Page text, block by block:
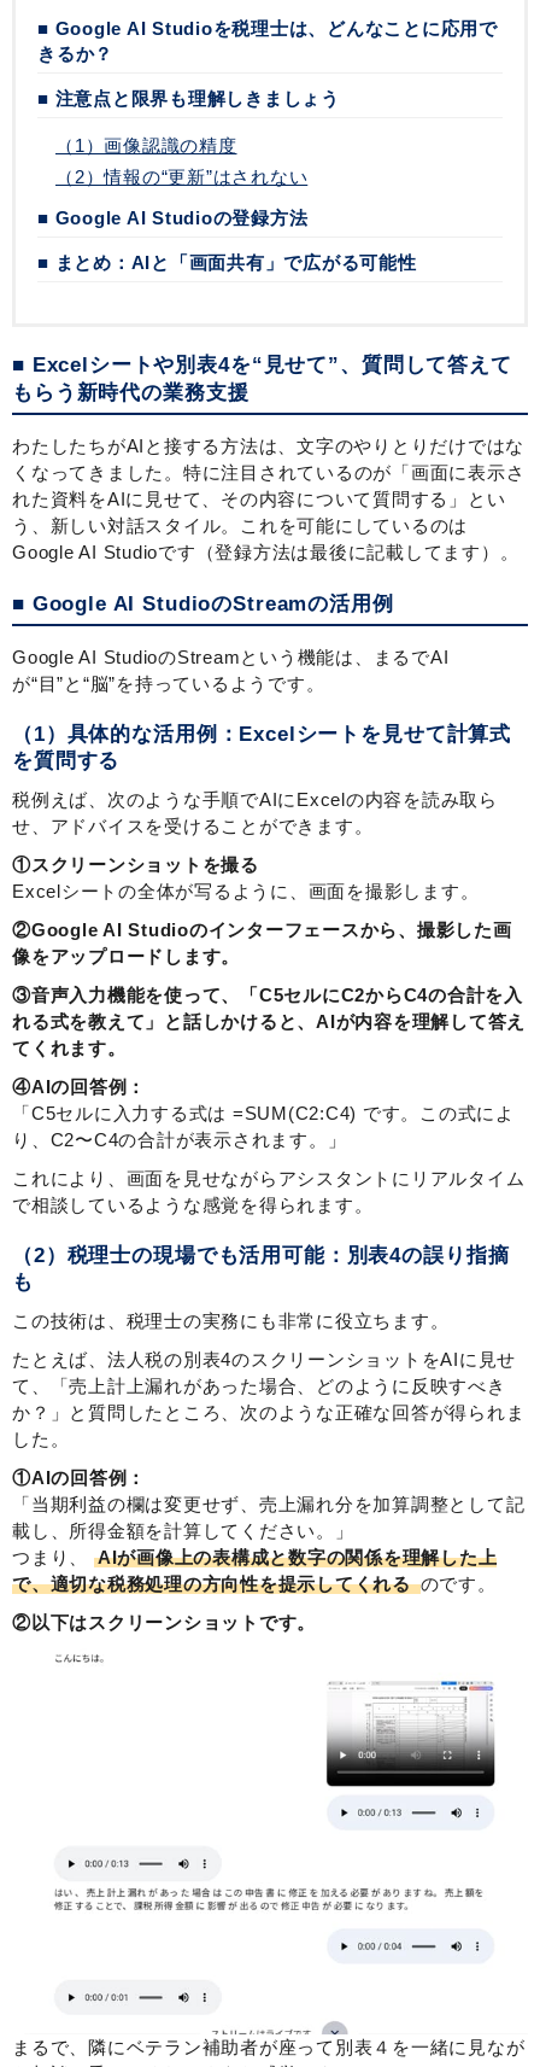
■ Google AI Studioを税理士は、どんなことに応用で
きるか？
■ 注意点と限界も理解しきましょう
（1）画像認識の精度
（2）情報の“更新”はされない
■ Google AI Studioの登録方法
■ まとめ：AIと「画面共有」で広がる可能性
■ Excelシートや別表4を“見せて”、質問して答えて
もらう新時代の業務支援
わたしたちがAIと接する方法は、文字のやりとりだけではな
くなってきました。特に注目されているのが「画面に表示さ
れた資料をAIに見せて、その内容について質問する」とい
う、新しい対話スタイル。これを可能にしているのは
Google AI Studioです（登録方法は最後に記載してます）。
■ Google AI StudioのStreamの活用例
Google AI StudioのStreamという機能は、まるでAI
が“目”と“脳”を持っているようです。
（1）具体的な活用例：Excelシートを見せて計算式
を質問する
税例えば、次のような手順でAIにExcelの内容を読み取ら
せ、アドバイスを受けることができます。
①スクリーンショットを撮る
Excelシートの全体が写るように、画面を撮影します。
②Google AI Studioのインターフェースから、撮影した画
像をアップロードします。
③音声入力機能を使って、「C5セルにC2からC4の合計を入
れる式を教えて」と話しかけると、AIが内容を理解して答え
てくれます。
④AIの回答例：
「C5セルに入力する式は =SUM(C2:C4) です。この式によ
り、C2〜C4の合計が表示されます。」
これにより、画面を見せながらアシスタントにリアルタイム
で相談しているような感覚を得られます。
（2）税理士の現場でも活用可能：別表4の誤り指摘
も
この技術は、税理士の実務にも非常に役立ちます。
たとえば、法人税の別表4のスクリーンショットをAIに見せ
て、「売上計上漏れがあった場合、どのように反映すべき
か？」と質問したところ、次のような正確な回答が得られま
した。
①AIの回答例：
「当期利益の欄は変更せず、売上漏れ分を加算調整として記
載し、所得金額を計算してください。」
つまり、
AIが画像上の表構成と数字の関係を理解した上
で、適切な税務処理の方向性を提示してくれるのです。
②以下はスクリーンショットです。
まるで、隣にベテラン補助者が座って別表４を一緒に見なが